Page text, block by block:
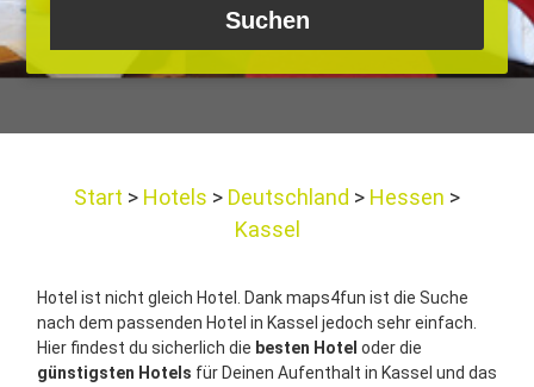
Start Hotels Deutschland
Hessen
Kassel
Hotel ist nicht gleich Hotel. Dank maps4fun ist die Suche
nach dem passenden Hotel in Kassel jedoch sehr einfach.
Hier findest du sicherlich die besten Hotel oder die
günstigsten Hotels für Deinen Aufenthalt in Kassel und das